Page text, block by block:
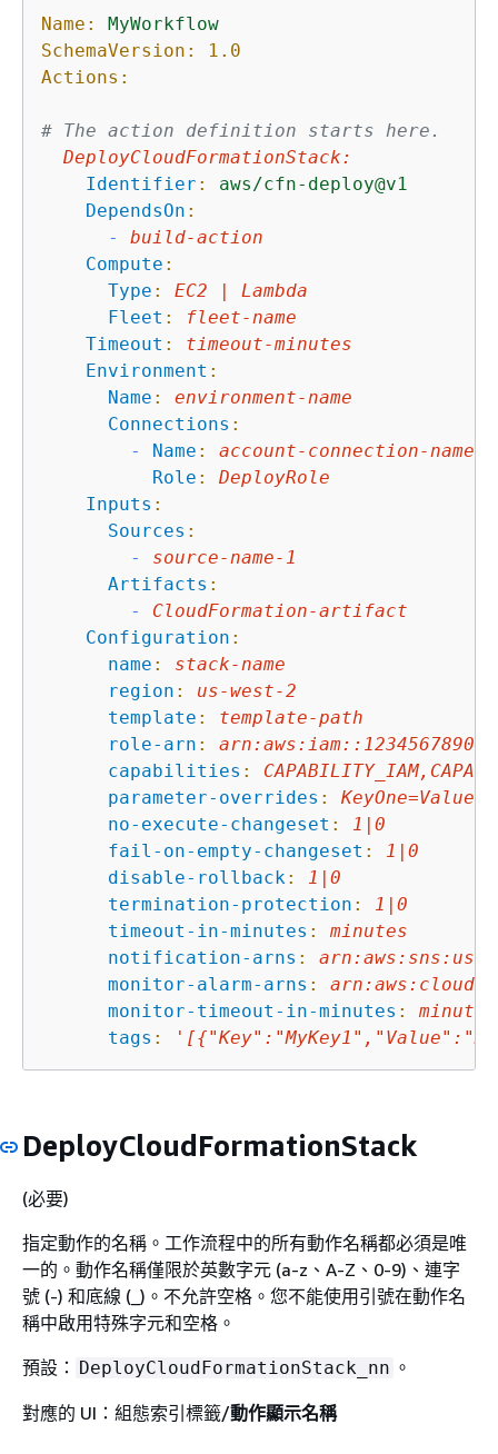
Name:
MyWorkflow
SchemaVersion:
1.0
Actions:
# The action definition starts here.
DeployCloudFormationStack:
Identifier :
aws/cfn-deploy@v1
DependsOn :
-
build-action
Compute :
Type : EC2 |
Lambda
Fleet :
fleet-name
Timeout :
timeout-minutes
Environment :
Name :
environment-name
Connections :
-
Name :
account-connection-name
Role :
DeployRole
Inputs :
Sources :
-
source-name-1
Artifacts :
-
CloudFormation-artifact
Configuration :
name :
stack-name
region :
us-west-2
template :
template-path
role-arn :
capabilities :
parameter-overrides :
no-execute-changeset : 1 |0
fail-on-empty-changeset : 1 |0
disable-rollback: 1 |0
termination-protection : 1 |0
timeout-in-minutes :
minutes
notification-arns :
arn:aws:sns:us-
monitor-alarm-arns :
monitor-timeout-in-minutes :
minutes
tags : '[{
DeployCloudFormationStack
(必要)
指定動作的名稱。工作流程中的所有動作名稱都必須是唯
一的。動作名稱僅限於英數字元 (a-z、A-Z、0-9)、連字
號 (-) 和底線 (_)。不允許空格。您不能使用引號在動作名
稱中啟用特殊字元和空格。
預設： DeployCloudFormationStack_nn 。
對應的 UI：組態索引標籤/動作顯示名稱